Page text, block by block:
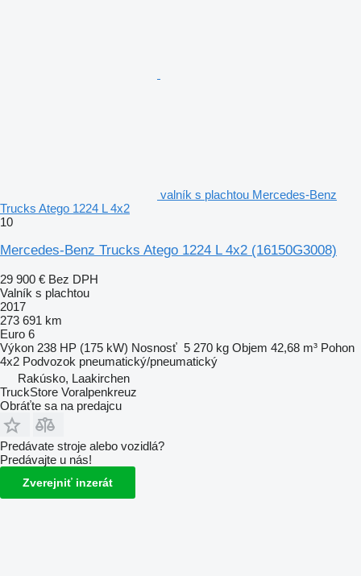
valník s plachtou Mercedes-Benz
Trucks Atego 1224 L 4x2
10
Mercedes-Benz Trucks Atego 1224 L 4x2 (16150G3008)
29 900 € Bez DPH
Valník s plachtou
2017
273 691 km
Euro 6
Výkon 238 HP (175 kW) Nosnosť 5 270 kg Objem 42,68 m³ Pohon
4x2 Podvozok pneumatický/pneumatický
Rakúsko, Laakirchen
TruckStore Voralpenkreuz
Obráťte sa na predajcu
Predávate stroje alebo vozidlá?
Predávajte u nás!
Zverejniť inzerát